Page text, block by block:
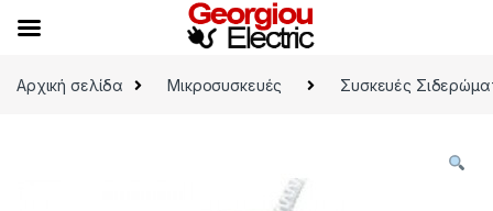
Αρχική σελίδα
Μικροσυσκευές Συσκευές